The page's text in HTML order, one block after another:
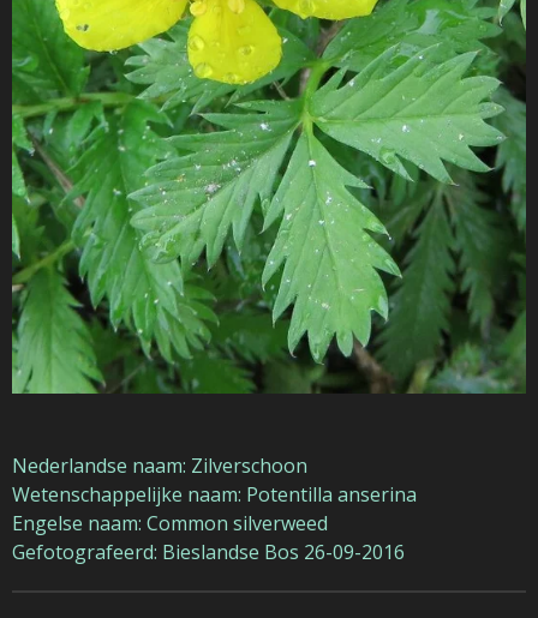
Nederlandse naam: Zilverschoon
Wetenschappelijke naam: Potentilla anserina
Engelse naam: Common silverweed
Gefotografeerd: Bieslandse Bos 26-09-2016